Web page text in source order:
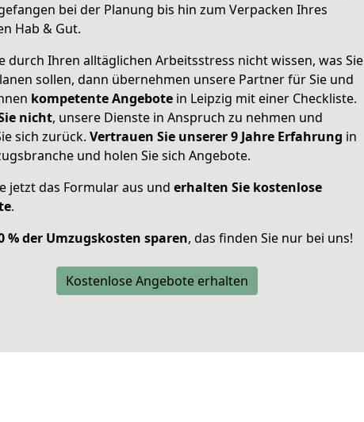
bei der Planung bis hin zum Verpacken Ihres
Hab & Gut.
durch Ihren alltäglichen Arbeitsstress nicht wissen, was Sie
sollen, dann übernehmen unsere Partner für Sie und
kompetente Angebote in Leipzig mit einer Checkliste.
nicht, unsere Dienste in Anspruch zu nehmen und
sich zurück. Vertrauen Sie unserer 9 Jahre Erfahrung in
und holen Sie sich Angebote.
jetzt das Formular aus und erhalten Sie kostenlose
.
% der Umzugskosten sparen, das finden Sie nur bei uns!
Kostenlose Angebote erhalten